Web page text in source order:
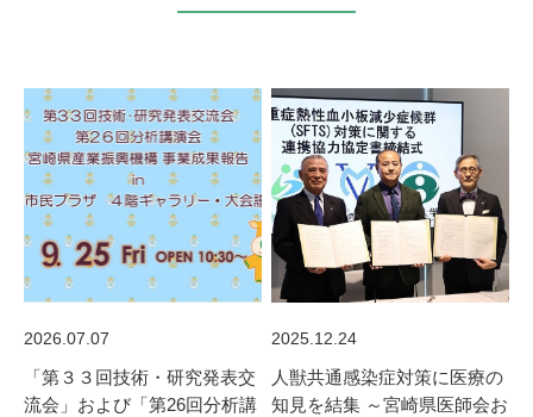
2026.07.07
「第３３回技術・研究発表交
流会」および「第26回分析講
2025.12.24
人獣共通感染症対策に医療の
知見を結集 ～宮崎県医師会お